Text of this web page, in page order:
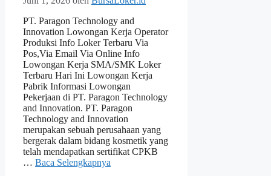
PT. Paragon Technology and
Innovation Lowongan Kerja Operator
Produksi Info Loker Terbaru Via
Pos,Via Email Via Online Info
Lowongan Kerja SMA/SMK Loker
Terbaru Hari Ini Lowongan Kerja
Pabrik Informasi Lowongan
Pekerjaan di PT. Paragon Technology
and Innovation. PT. Paragon
Technology and Innovation
merupakan sebuah perusahaan yang
bergerak dalam bidang kosmetik yang
telah mendapatkan sertifikat CPKB
… Baca Selengkapnya